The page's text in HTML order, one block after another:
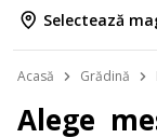
Selectează
Acasă Grădină
Alege